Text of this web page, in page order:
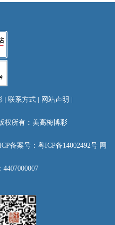
联系方式 网站声明
权所有：美高梅博彩
备案号：粤ICP备14002492号 网